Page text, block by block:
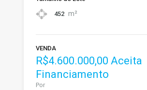
452 m²
VENDA
R$4.600.000,00 Aceita
Financiamento
Por